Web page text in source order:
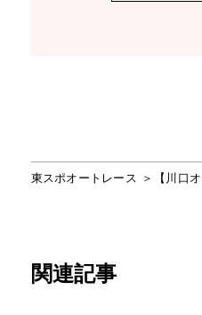
東スポオートレース 【川口
関連記事